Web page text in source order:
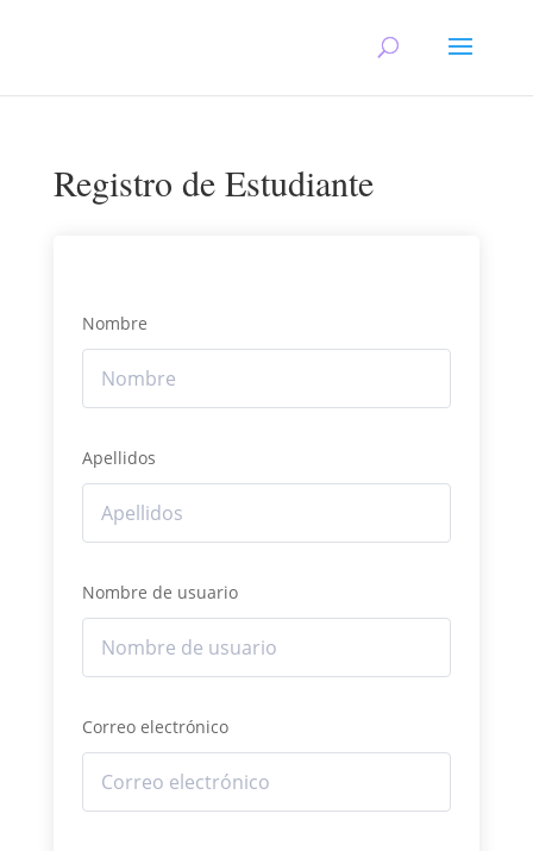
Registro de Estudiante
Nombre
Apellidos
Nombre de usuario
Correo electrónico